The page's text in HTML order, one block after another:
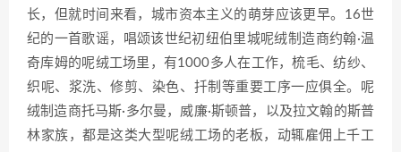
长，但就时间来看，城市资本主义的萌芽应该更早。16世
纪的一首歌谣，唱颂该世纪初纽伯里城呢绒制造商约翰·温
奇库姆的呢绒工场里，有1000多人在工作，梳毛、纺纱、
织呢、浆洗、修剪、染色、扦制等重要工序一应俱全。呢
绒制造商托马斯·多尔曼，威廉·斯顿普，以及拉文翰的斯普
林家族，都是这类大型呢绒工场的老板，动辄雇佣上千工